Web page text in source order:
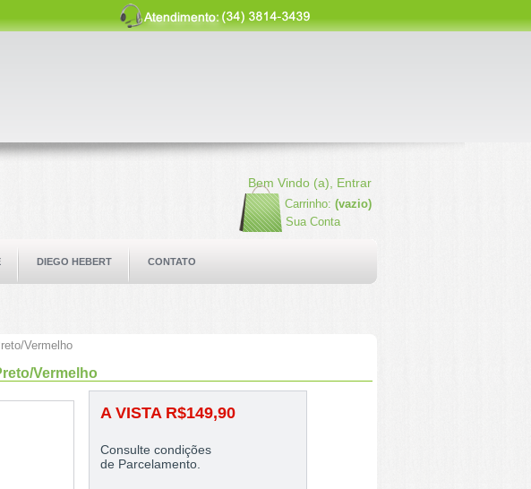
Bem Vindo (a), Entrar
Carrinho: (vazio)
Sua Conta
DIEGO HEBERT CONTATO
Vermelho
Vermelho
A VISTA R$149,90
Consulte condições
de Parcelamento.